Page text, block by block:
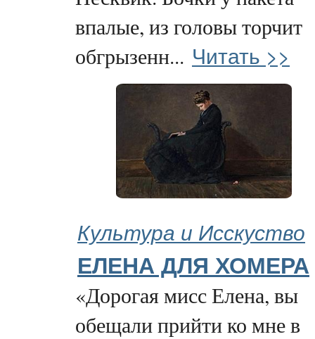
впалые, из головы торчит
обгрызенн... Читать >>
Культура и Исскуство
ЕЛЕНА ДЛЯ ХОМЕРА
«Дорогая мисс Елена, вы
обещали прийти ко мне в